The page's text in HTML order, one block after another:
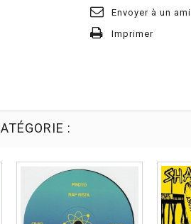
Envoyer à un ami
Imprimer
: